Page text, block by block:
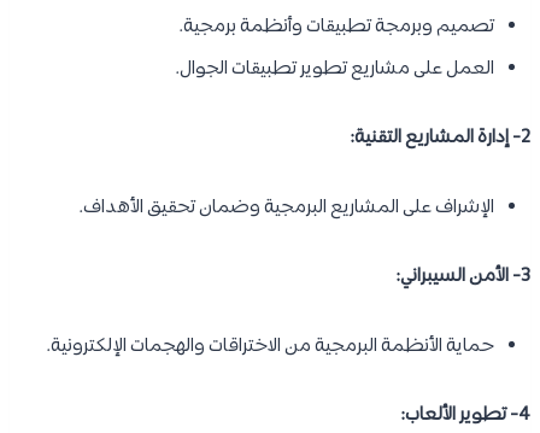
تصميم وبرمجة تطبيقات وأنظمة برمجية.
العمل على مشاريع تطوير تطبيقات الجوال.
2- إدارة المشاريع التقنية:
الإشراف على المشاريع البرمجية وضمان تحقيق الأهداف.
3- الأمن السيبراني:
حماية الأنظمة البرمجية من الاختراقات والهجمات الإلكترونية.
4- تطوير الألعاب: